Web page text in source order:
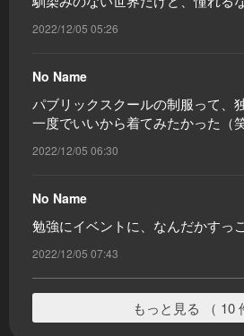
2022/12/05 05:26
No Name
パブリックスクールの制服って、
一度でいいから着てみたかった（笑
2022/12/05 06:30
No Name
勉強にイベントに、なんだかすっ
2022/12/05 07:43
もっと見る （ 10